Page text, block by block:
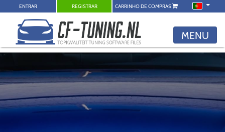
ENTRAR REGISTRAR CARRINHO DE COMPRAS
MENU